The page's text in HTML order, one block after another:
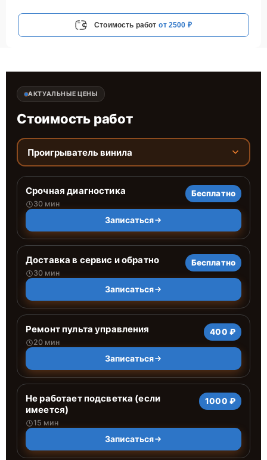
Стоимость работ от 2500 ₽
АКТУАЛЬНЫЕ ЦЕНЫ
Стоимость работ
Проигрыватель винила
Срочная диагностика
30 мин
Бесплатно
Записаться
Доставка в сервис и обратно
30 мин
Бесплатно
Записаться
Ремонт пульта управления
20 мин
400 ₽
Записаться
Не работает подсветка (если
имеется)
15 мин
1000 ₽
Записаться